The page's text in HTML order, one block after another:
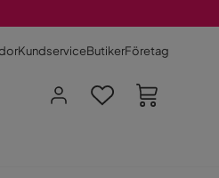
KundserviceButikerFöretag